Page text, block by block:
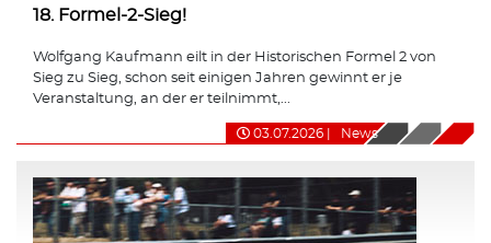
18. Formel-2-Sieg!
Wolfgang Kaufmann eilt in der Historischen Formel 2 von
Sieg zu Sieg, schon seit einigen Jahren gewinnt er je
Veranstaltung, an der er teilnimmt,...
03.07.2026 News